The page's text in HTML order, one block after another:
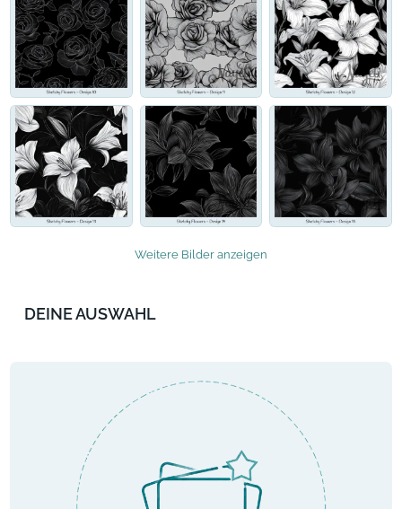
Weitere Bilder anzeigen
DEINE AUSWAHL